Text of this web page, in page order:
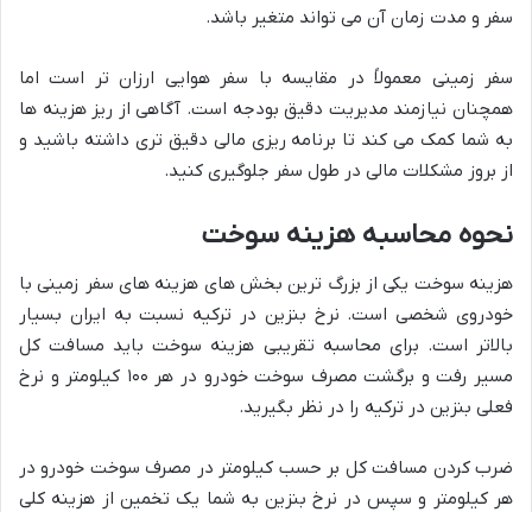
سفر و مدت زمان آن می تواند متغیر باشد.
سفر زمینی معمولاً در مقایسه با سفر هوایی ارزان تر است اما
همچنان نیازمند مدیریت دقیق بودجه است. آگاهی از ریز هزینه ها
به شما کمک می کند تا برنامه ریزی مالی دقیق تری داشته باشید و
از بروز مشکلات مالی در طول سفر جلوگیری کنید.
نحوه محاسبه هزینه سوخت
هزینه سوخت یکی از بزرگ ترین بخش های هزینه های سفر زمینی با
خودروی شخصی است. نرخ بنزین در ترکیه نسبت به ایران بسیار
بالاتر است. برای محاسبه تقریبی هزینه سوخت باید مسافت کل
مسیر رفت و برگشت مصرف سوخت خودرو در هر ۱۰۰ کیلومتر و نرخ
فعلی بنزین در ترکیه را در نظر بگیرید.
ضرب کردن مسافت کل بر حسب کیلومتر در مصرف سوخت خودرو در
هر کیلومتر و سپس در نرخ بنزین به شما یک تخمین از هزینه کلی